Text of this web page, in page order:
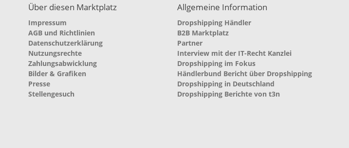
Über diesen Marktplatz
Impressum
AGB und Richtlinien
Datenschutzerklärung
Nutzungsrechte
Zahlungsabwicklung
Bilder & Grafiken
Presse
Stellengesuch
Allgemeine Information
Dropshipping Händler
B2B Marktplatz
Partner
Interview mit der IT-Recht Kanzlei
Dropshipping im Fokus
Händlerbund Bericht über Dropshipping
Dropshipping in Deutschland
Dropshipping Berichte von t3n